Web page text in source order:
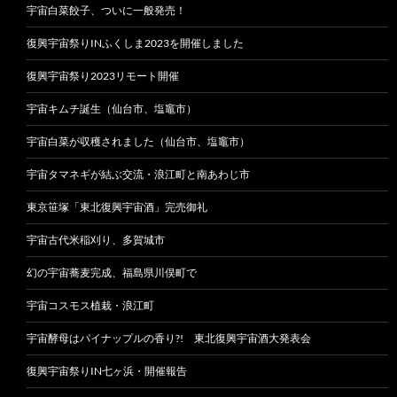
宇宙白菜餃子、ついに一般発売！
復興宇宙祭りINふくしま2023を開催しました
復興宇宙祭り2023リモート開催
宇宙キムチ誕生（仙台市、塩竈市）
宇宙白菜が収穫されました（仙台市、塩竈市）
宇宙タマネギが結ぶ交流・浪江町と南あわじ市
東京笹塚「東北復興宇宙酒」完売御礼
宇宙古代米稲刈り、多賀城市
幻の宇宙蕎麦完成、福島県川俣町で
宇宙コスモス植栽・浪江町
宇宙酵母はパイナップルの香り?! 東北復興宇宙酒大発表会
復興宇宙祭りIN七ヶ浜・開催報告